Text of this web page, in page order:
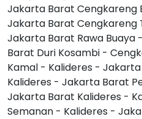
Jakarta Barat Cengkareng
Jakarta Barat Cengkareng
Jakarta Barat Rawa
Barat Duri Kosambi -
Kamal - Kalideres -
Kalideres - Jakarta Barat
Jakarta Barat Kalideres -
Semanan - Kalideres -